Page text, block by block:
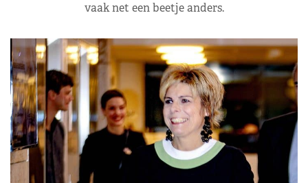
vaak net een beetje anders.